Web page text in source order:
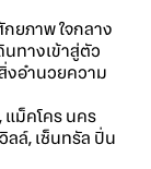
ยภาพ ใจกลาง
นทางเข้าสู่ตัว
งอำนวยความ
แม็คโคร นคร
ลล์, เซ็นทรัล ปิ่น